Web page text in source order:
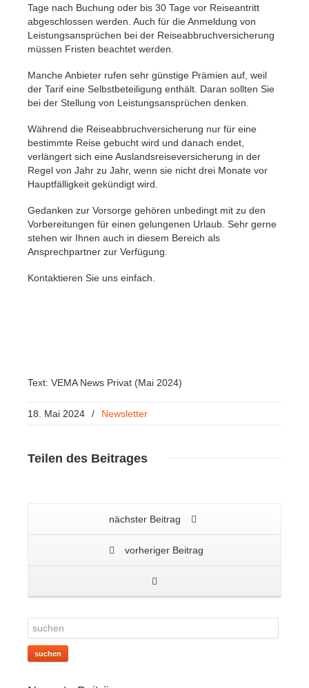
Tage nach Buchung oder bis 30 Tage vor Reiseantritt
abgeschlossen werden. Auch für die Anmeldung von
Leistungsansprüchen bei der Reiseabbruchversicherung
müssen Fristen beachtet werden.
Manche Anbieter rufen sehr günstige Prämien auf, weil
der Tarif eine Selbstbeteiligung enthält. Daran sollten Sie
bei der Stellung von Leistungsansprüchen denken.
Während die Reiseabbruchversicherung nur für eine
bestimmte Reise gebucht wird und danach endet,
verlängert sich eine Auslandsreiseversicherung in der
Regel von Jahr zu Jahr, wenn sie nicht drei Monate vor
Hauptfälligkeit gekündigt wird.
Gedanken zur Vorsorge gehören unbedingt mit zu den
Vorbereitungen für einen gelungenen Urlaub. Sehr gerne
stehen wir Ihnen auch in diesem Bereich als
Ansprechpartner zur Verfügung.
Kontaktieren Sie uns einfach.
Text: VEMA News Privat (Mai 2024)
18. Mai 2024 / Newsletter
Teilen des Beitrages
nächster Beitrag
vorheriger Beitrag
suchen